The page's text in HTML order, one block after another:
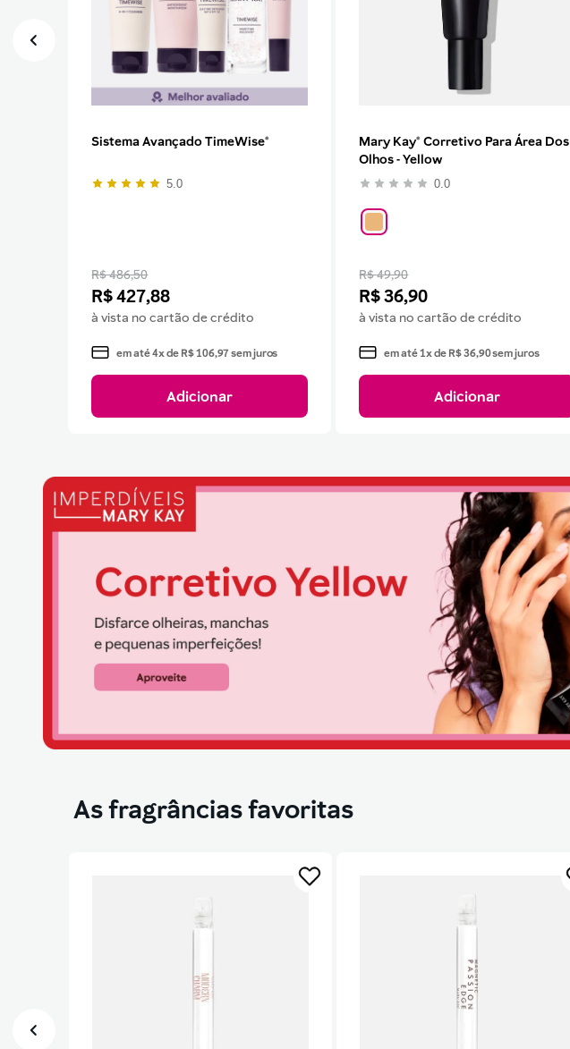
Sistema Avançado TimeWise®
5.0
R$ 486,50
R$427,88
à vista no cartão de crédito
em até4x de R$106,97sem juros
Adicionar
Mary Kay® Corretivo Para Área Dos
Olhos - Yellow
0.0
R$ 49,90
R$36,90
à vista no cartão de crédito
em até1x de R$36,90sem juros
Adicionar
As fragrâncias favoritas